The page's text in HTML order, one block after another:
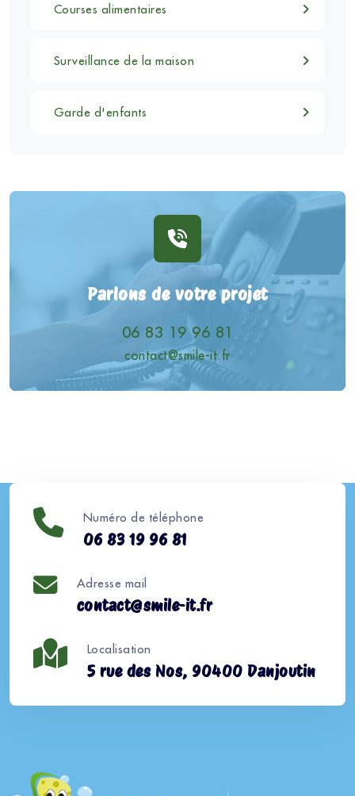
Courses alimentaires
Surveillance de la maison
Garde d'enfants
Parlons de votre projet
06 83 19 96 81
contact@smile-it.fr
Numéro de téléphone
06 83 19 96 81
Adresse mail
contact@smile-it.fr
Localisation
5 rue des Nos, 90400 Danjoutin